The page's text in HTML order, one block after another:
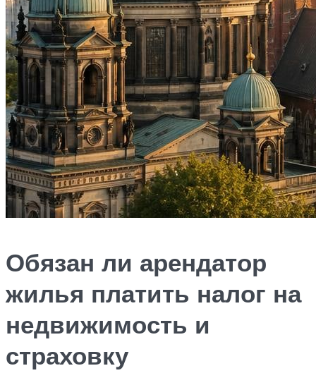
Обязан ли арендатор
жилья платить налог на
недвижимость и
страховку